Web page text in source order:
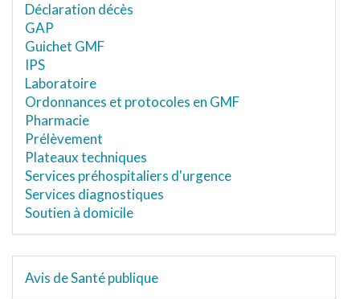
Déclaration décès
GAP
Guichet GMF
IPS
Laboratoire
Ordonnances et protocoles en GMF
Pharmacie
Prélèvement
Plateaux techniques
Services préhospitaliers d'urgence
Services diagnostiques
Soutien à domicile
Avis de Santé publique